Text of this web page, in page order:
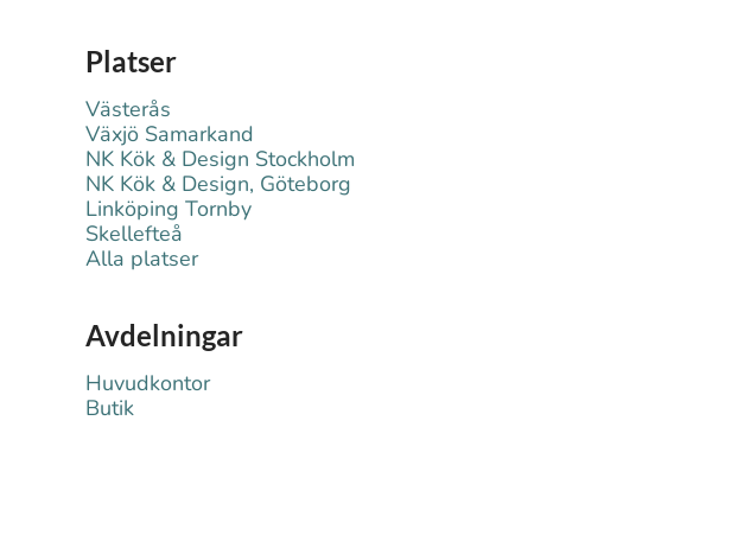
Platser
Västerås
Växjö Samarkand
NK Kök & Design Stockholm
NK Kök & Design, Göteborg
Linköping Tornby
Skellefteå
Alla platser
Avdelningar
Huvudkontor
Butik